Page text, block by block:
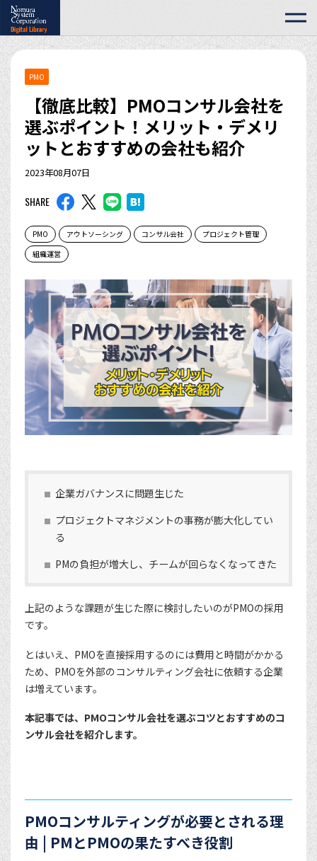
PMO
【徹底比較】PMOコンサル会社を
選ぶポイント！メリット・デメリ
ットとおすすめの会社も紹介
2023年08月07日
SHARE
PMO アウトソーシング コンサル会社
プロジェクト管理
組織運営
企業ガバナンスに問題生じた
プロジェクトマネジメントの事務が膨大化してい
る
PMの負担が増大し、チームが回らなくなってきた
上記のような課題が生じた際に検討したいのがPMOの採用
です。
とはいえ、PMOを直接採用するのには費用と時間がかかる
ため、PMOを外部のコンサルティング会社に依頼する企業
は増えています。
本記事では、PMOコンサル会社を選ぶコツとおすすめのコ
ンサル会社を紹介します。
PMOコンサルティングが必要とされる理
由 | PMとPMOの果たすべき役割